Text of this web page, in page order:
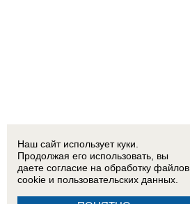
Наш сайт использует куки.
Продолжая его использовать, вы
даете согласие на обработку файлов
cookie и пользовательских данных.